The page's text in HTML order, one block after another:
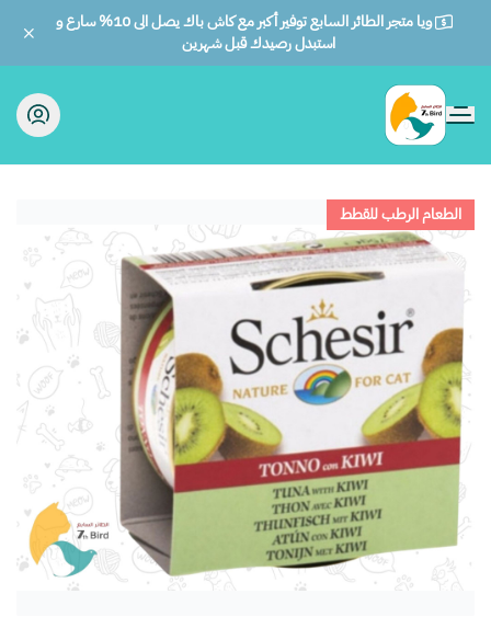
ويا متجر الطائر السابع توفير أكبر مع كاش باك يصل الى 10% سارع و
استبدل رصيدك قبل شهرين
الطائر السابع للحيوانات
الطعام الرطب للقطط